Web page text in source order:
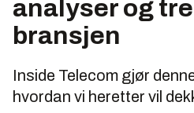
analyser og
bransjen
Inside Telecom gjør
hvordan vi heretter vil